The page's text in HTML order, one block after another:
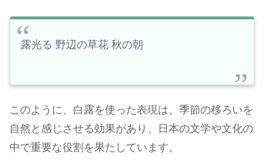
露光る 野辺の草花 秋の朝
このように、白露を使った表現は、季節の移ろいを
自然と感じさせる効果があり、日本の文学や文化の
中で重要な役割を果たしています。